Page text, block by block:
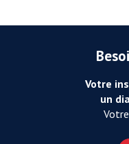
Votre
un